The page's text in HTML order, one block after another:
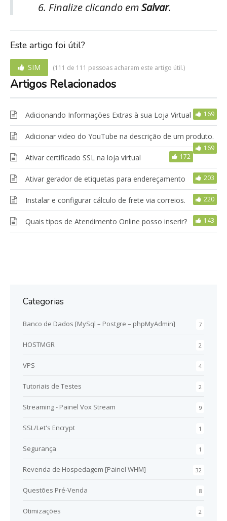
Finalize clicando emSalvar.
Este artigo foi útil?
SIM (111 de 111 pessoas acharam este artigo útil.)
Artigos Relacionados
Adicionando Informações Extras à sua Loja Virtual 169
Adicionar video do YouTube na descrição de um produto.
169
Ativar certificado SSL na loja virtual 172
Ativar gerador de etiquetas para endereçamento 203
Instalar e configurar cálculo de frete via correios. 220
Quais tipos de Atendimento Online posso inserir? 143
Categorias
7
Banco de Dados [MySql – Postgre – phpMyAdmin]
2
HOSTMGR
4
VPS
2
Tutoriais de Testes
9
Streaming - Painel Vox Stream
1
SSL/Let's Encrypt
1
Segurança
32
Revenda de Hospedagem [Painel WHM]
8
Questões Pré-Venda
2
Otimizações